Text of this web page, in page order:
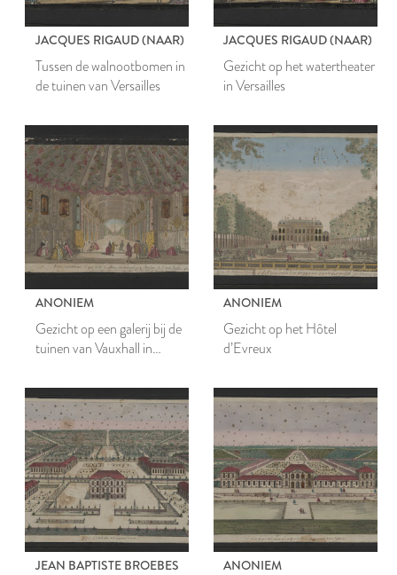
JACQUES RIGAUD (NAAR)
Tussen de walnootbomen in
de tuinen van Versailles
JACQUES RIGAUD (NAAR)
Gezicht op het watertheater
in Versailles
ANONIEM
Gezicht op een galerij bij de
tuinen van Vauxhall in
ANONIEM
Gezicht op het Hôtel
d’Evreux
JEAN BAPTISTE BROEBES ANONIEM